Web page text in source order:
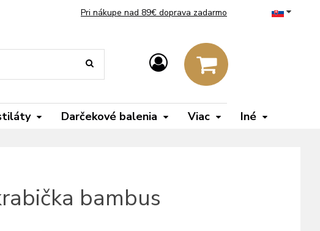
Pri nákupe nad 89€ doprava zadarmo
Darčekové balenia Viac Iné
bambus